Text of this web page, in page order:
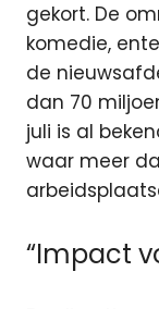
gekort. De
komedie,
de
dan 70
juli is al
waar meer
“Impact